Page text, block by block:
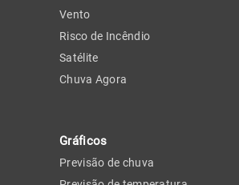
Vento
Risco de Incêndio
Satélite
Chuva Agora
Gráficos
Previsão de chuva